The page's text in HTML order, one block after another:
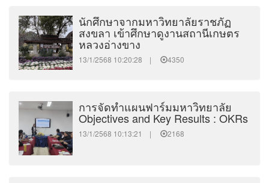
นักศึกษาจากมหาวิทยาลัยราชภัฏ
สงขลา เข้าศึกษาดูงานสถานีเกษตร
หลวงอ่างขาง
13/1/2568 10:20:28 | 4350
การจัดทำแผนฟาร์มมหาวิทยาลัย
Objectives and Key Results : OKRs
13/1/2568 10:13:21 | 2168